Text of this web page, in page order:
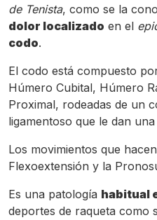
de Tenista, como se la
dolor localizado en el
codo.
El codo está compuesto
Húmero Cubital, Húmero
Proximal, rodeadas de un
ligamentoso que le dan
Los movimientos que
Flexoextensión y la
Es una patología habitual
deportes de raqueta como